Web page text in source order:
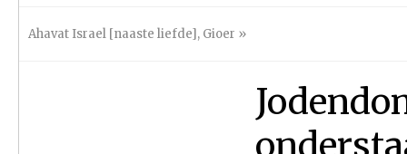
Ahavat Israel [naaste liefde], Gioer »